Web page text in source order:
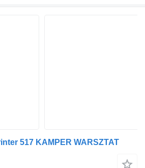
517 KAMPER WARSZTAT